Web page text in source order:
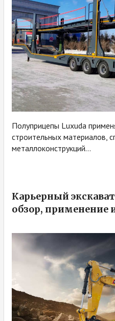
Полуприцепы Luxuda
строительных материалов,
металлоконструкций...
Карьерный
обзор, применение